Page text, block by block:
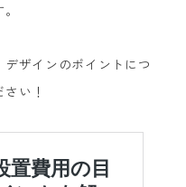
ザインのポイントにつ
い！